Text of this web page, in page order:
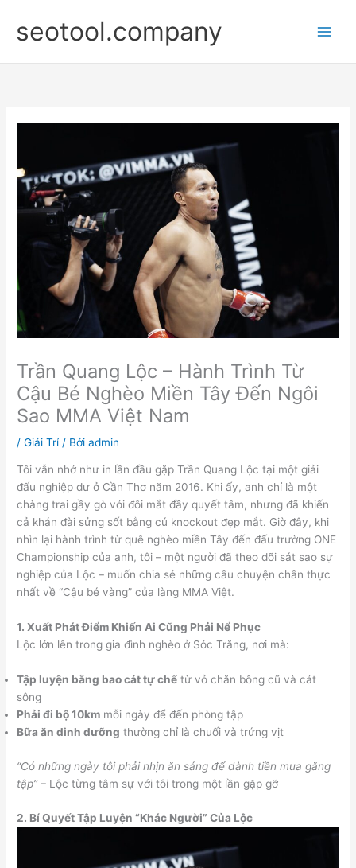
dung
seotool.company
Trần Quang Lộc – Hành Trình Từ
Cậu Bé Nghèo Miền Tây Đến Ngôi
Sao MMA Việt Nam
/Giải Trí/ Bởiadmin
Tôi vẫn nhớ như in lần đầu gặp Trần Quang Lộc tại một giải
đấu nghiệp dư ở Cần Thơ năm 2016. Khi ấy, anh chỉ là một
chàng trai gầy gò với đôi mắt đầy quyết tâm, nhưng đã khiến
cả khán đài sửng sốt bằng cú knockout đẹp mắt. Giờ đây, khi
nhìn lại hành trình từ quê nghèo miền Tây đến đấu trường ONE
Championship của anh, tôi – một người đã theo dõi sát sao sự
nghiệp của Lộc – muốn chia sẻ những câu chuyện chân thực
nhất về “Cậu bé vàng” của làng MMA Việt.
1. Xuất Phát Điểm Khiến Ai Cũng Phải Nể Phục
Lộc lớn lên trong gia đình nghèo ở Sóc Trăng, nơi mà:
Tập luyện bằng bao cát tự chếtừ vỏ chăn bông cũ và cát
sông
Phải đi bộ 10km mỗi ngày để đến phòng tập
Bữa ăn dinh dưỡng thường chỉ là chuối và trứng vịt
“Có những ngày tôi phải nhịn ăn sáng để dành tiền mua găng
tập”– Lộc từng tâm sự với tôi trong một lần gặp gỡ
2. Bí Quyết Tập Luyện “Khác Người” Của Lộc